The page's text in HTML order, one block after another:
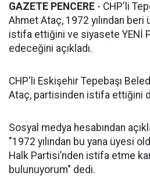
GAZETE PENCERE - CHP'li
Ahmet Ataç, 1972 yılından beri
istifa ettiğini ve siyasete YENİ
edeceğini açıkladı.
CHP'li Eskişehir Tepebaşı
Ataç, partisinden istifa ettiğini
Sosyal medya hesabından
"1972 yılından bu yana üyesi
Halk Partisi’nden istifa etme
bulunuyorum" dedi.